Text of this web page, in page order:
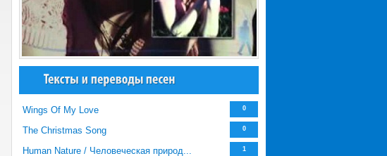
Wings Of My Love 0
The Christmas Song 0
Human Nature / Человеческая природ... 1